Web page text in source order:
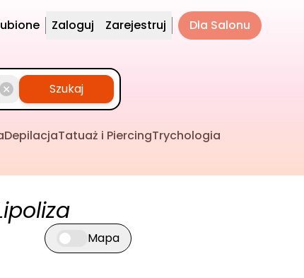
Zaloguj Zarejestruj Dla Salonu
Szukaj
DepilacjaTatuaż i PiercingTrychologia
Przełącz widok mapy
Mapa